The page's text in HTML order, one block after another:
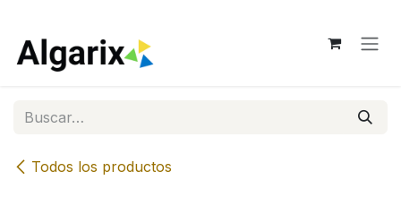
Todos los productos